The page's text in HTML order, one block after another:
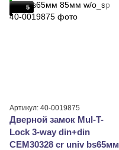
5
Артикул: 40-0019875
Дверной замок Mul-T-
Lock 3-way din+din
CEM30328 cr univ bs65мм